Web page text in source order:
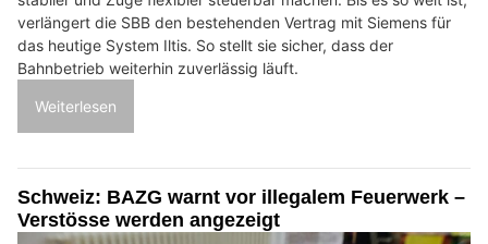
verlängert die SBB den bestehenden Vertrag mit Siemens für
das heutige System Iltis. So stellt sie sicher, dass der
Bahnbetrieb weiterhin zuverlässig läuft.
Weiterlesen
Schweiz: BAZG warnt vor illegalem Feuerwerk –
Verstösse werden angezeigt